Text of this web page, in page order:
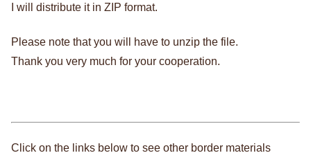
I will distribute it in ZIP format.
Please note that you will have to unzip the file.
Thank you very much for your cooperation.
Click on the links below to see other border materials